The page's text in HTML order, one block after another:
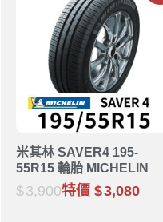
米其林 SAVER4 195-
55R15 輪胎 MICHELIN
3,900特價 3,080